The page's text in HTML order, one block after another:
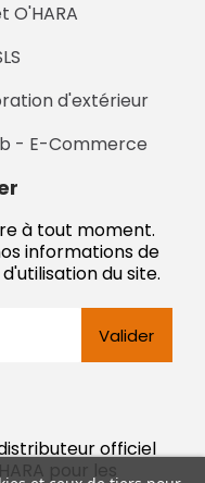
O'HARA
d'extérieur
- E-Commerce
à tout moment.
informations de
du site.
Valider
officiel
pour les